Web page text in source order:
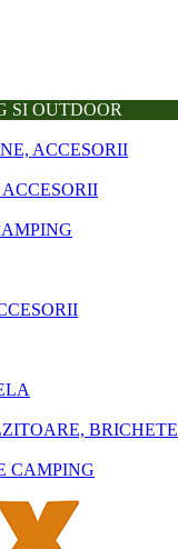
SI OUTDOOR
ACCESORII
BRICHETE
CAMPING